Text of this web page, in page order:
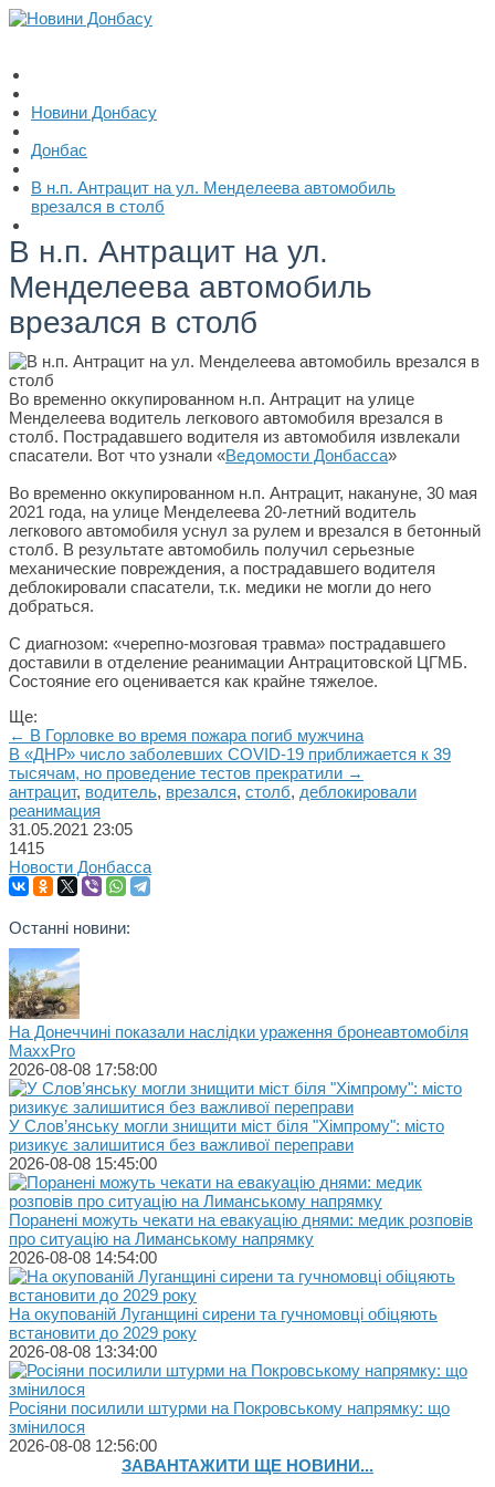
Новини Донбасу
Донбас
В н.п. Антрацит на ул. Менделеева автомобиль
врезался в столб
В н.п. Антрацит на ул.
Менделеева автомобиль
врезался в столб
Во временно оккупированном н.п. Антрацит на улице
Менделеева водитель легкового автомобиля врезался в
столб. Пострадавшего водителя из автомобиля извлекали
спасатели. Вот что узнали «Ведомости Донбасса»
Во временно оккупированном н.п. Антрацит, накануне, 30 мая
2021 года, на улице Менделеева 20-летний водитель
легкового автомобиля уснул за рулем и врезался в бетонный
столб. В результате автомобиль получил серьезные
механические повреждения, а пострадавшего водителя
деблокировали спасатели, т.к. медики не могли до него
добраться.
С диагнозом: «черепно-мозговая травма» пострадавшего
доставили в отделение реанимации Антрацитовской ЦГМБ.
Состояние его оценивается как крайне тяжелое.
Ще:
← В Горловке во время пожара погиб мужчина
В «ДНР» число заболевших COVID-19 приближается к 39
тысячам, но проведение тестов прекратили →
антрацит, водитель, врезался, столб, деблокировали
реанимация
31.05.2021 23:05
1415
Новости Донбасса
Останні новини:
На Донеччині показали наслідки ураження бронеавтомобіля
MaxxPro
2026-08-08 17:58:00
У Слов’янську могли знищити міст біля "Хімпрому": місто
ризикує залишитися без важливої переправи
2026-08-08 15:45:00
Поранені можуть чекати на евакуацію днями: медик розповів
про ситуацію на Лиманському напрямку
2026-08-08 14:54:00
На окупованій Луганщині сирени та гучномовці обіцяють
встановити до 2029 року
2026-08-08 13:34:00
Росіяни посилили штурми на Покровському напрямку: що
змінилося
2026-08-08 12:56:00
ЗАВАНТАЖИТИ ЩЕ НОВИНИ...